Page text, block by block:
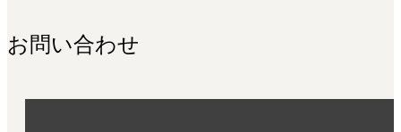
お問い合わせ